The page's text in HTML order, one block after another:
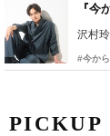
PICKUP
『今
沢村
#今か